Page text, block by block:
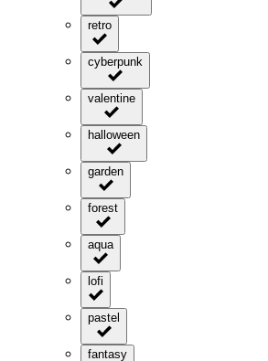
retro
cyberpunk
valentine
halloween
garden
forest
aqua
lofi
pastel
fantasy